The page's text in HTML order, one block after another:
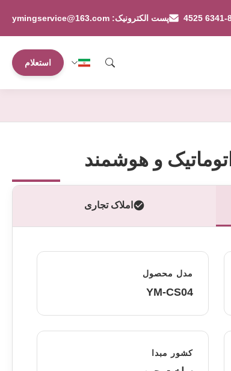
پست الکترونیک: ymingservice@163.com
استعلام
و هوشمند
املاک تجاری
مدل محصول
YM-CS04
کشور مبدا